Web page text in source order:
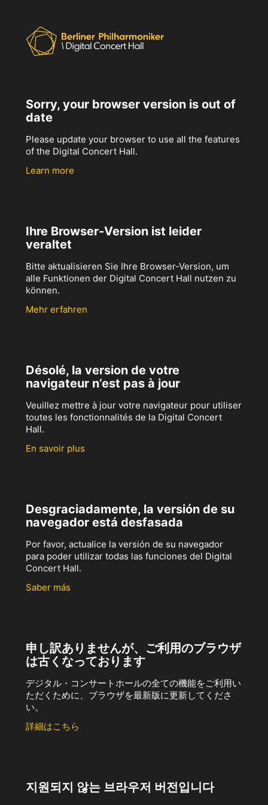
Sorry, your browser version is out of
date
Please update your browser to use all the features
of the Digital Concert Hall.
Learn more
Ihre Browser-Version ist leider
veraltet
Bitte aktualisieren Sie Ihre Browser-Version, um
alle Funktionen der Digital Concert Hall nutzen zu
können.
Mehr erfahren
Désolé, la version de votre
navigateur n’est pas à jour
Veuillez mettre à jour votre navigateur pour utiliser
toutes les fonctionnalités de la Digital Concert
Hall.
En savoir plus
Desgraciadamente, la versión de su
navegador está desfasada
Por favor, actualice la versión de su navegador
para poder utilizar todas las funciones del Digital
Concert Hall.
Saber más
申し訳ありませんが、ご利用のブラウザ
は古くなっております
デジタル・コンサートホールの全ての機能をご利用い
ただくために、ブラウザを最新版に更新してくださ
い。
詳細はこちら
지원되지 않는 브라우저 버전입니다